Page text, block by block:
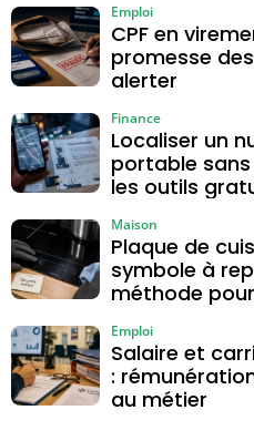
CPF en
promesse
alerter
Emploi
Localiser un
portable
les outils
Finance
Plaque de
symbole à
méthode
Maison
Salaire et
:
au métier
Emploi